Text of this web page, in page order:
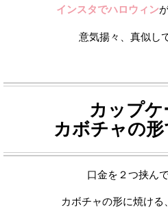
インスタでハロウィン
意気揚々、真似し
カップケ
カボチャの
口金を２つ挟ん
カボチャの形に焼け